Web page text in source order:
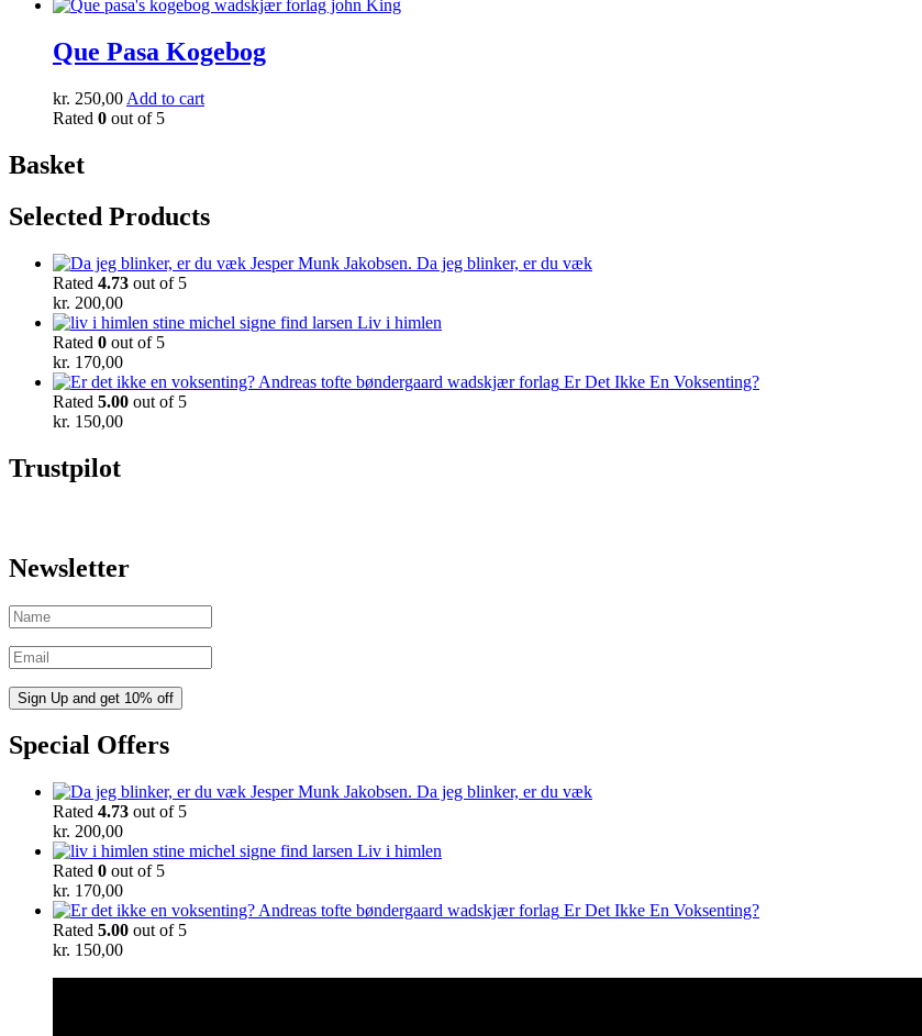
Que Pasa Kogebog
kr. 250,00 Add to cart
Rated 0 out of 5
Basket
Selected Products
Da jeg blinker, er du væk
Rated 4.73 out of 5
kr. 200,00
Liv i himlen
Rated 0 out of 5
kr. 170,00
Er Det Ikke En Voksenting?
Rated 5.00 out of 5
kr. 150,00
Trustpilot
Newsletter
Special Offers
Da jeg blinker, er du væk
Rated 4.73 out of 5
kr. 200,00
Liv i himlen
Rated 0 out of 5
kr. 170,00
Er Det Ikke En Voksenting?
Rated 5.00 out of 5
kr. 150,00